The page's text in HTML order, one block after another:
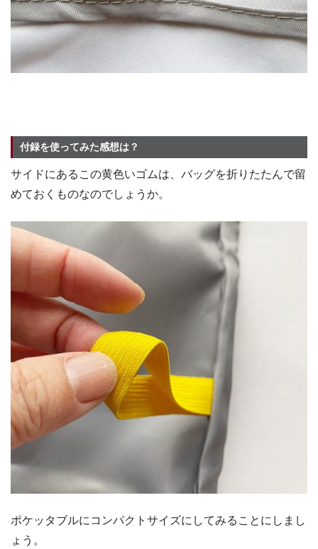
付録を使ってみた感想は？
サイドにあるこの黄色いゴムは、バッグを折りたたんで留
めておくものなのでしょうか。
ポケッタブルにコンパクトサイズにしてみることにしまし
ょう。